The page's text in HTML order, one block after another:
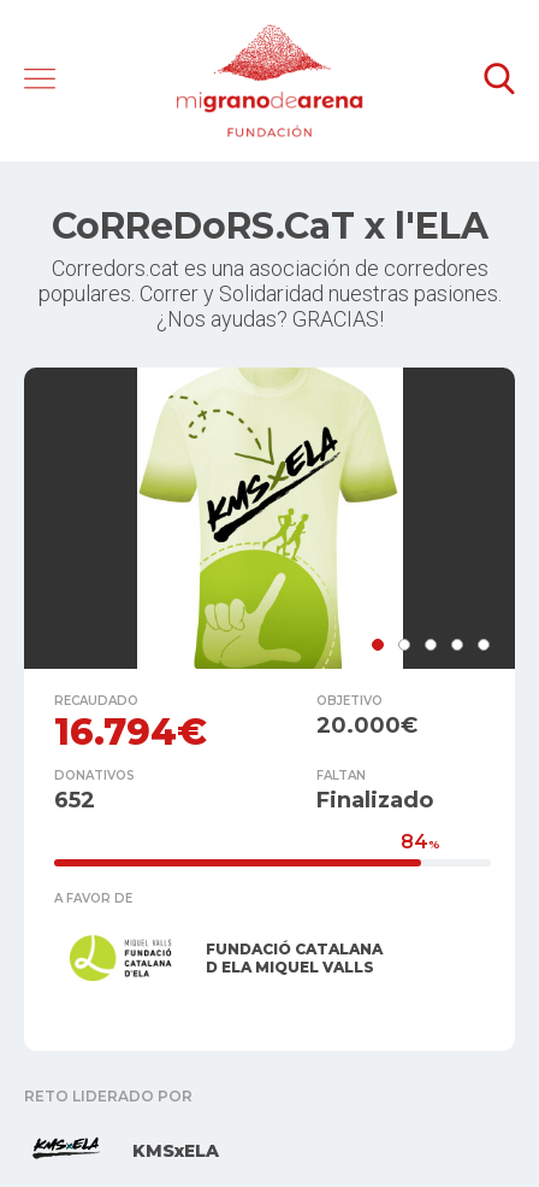
CoRReDoRS.CaT x l'ELA
Corredors.cat es una asociación de corredores
populares. Correr y Solidaridad nuestras pasiones.
¿Nos ayudas? GRACIAS!
RECAUDADO
16.794€
OBJETIVO
20.000€
DONATIVOS
652
FALTAN
Finalizado
84%
A FAVOR DE
FUNDACIÓ CATALANA
D ELA MIQUEL VALLS
RETO LIDERADO POR
KMSxELA